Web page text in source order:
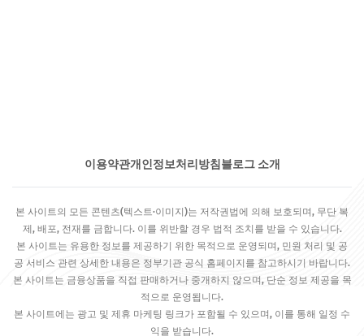
이용약관개인정보처리방침 블로그 소개
본 사이트의 모든 콘텐츠(텍스트·이미지)는 저작권법에 의해 보호되며, 무단 복
제, 배포, 전재를 금합니다. 이를 위반할 경우 법적 조치를 받을 수 있습니다.
본 사이트는 유용한 정보를 제공하기 위한 목적으로 운영되며, 민원 처리 및 공
공 서비스 관련 상세한 내용은 정부기관 공식 홈페이지를 참고하시기 바랍니다.
본 사이트는 금융상품을 직접 판매하거나 중개하지 않으며, 단순 정보 제공을 목
적으로 운영됩니다.
본 사이트에는 광고 및 제휴 마케팅 링크가 포함될 수 있으며, 이를 통해 일정 수
익을 받습니다.